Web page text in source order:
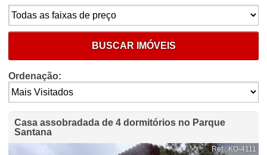
Faixa de preço:
BUSCAR IMÓVEIS
Ordenação:
Casa assobradada de 4 dormitórios no Parque
Santana
Ref.: KO-4111